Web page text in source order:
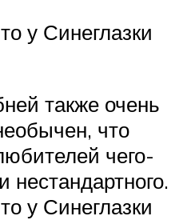
у Синеглазки
также очень
что
чего-
нестандартного.
у Синеглазки